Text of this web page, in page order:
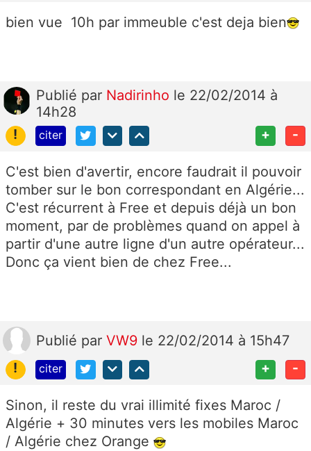
bien vue 10h par immeuble c'est deja bien
Publié par Nadirinho le 22/02/2014 à
14h28
!
citer + -
C'est bien d'avertir, encore faudrait il pouvoir
tomber sur le bon correspondant en Algérie...
C'est récurrent à Free et depuis déjà un bon
moment, par de problèmes quand on appel à
partir d'une autre ligne d'un autre opérateur...
Donc ça vient bien de chez Free...
Publié par VW9 le 22/02/2014 à 15h47
!
citer + -
Sinon, il reste du vrai illimité fixes Maroc /
Algérie + 30 minutes vers les mobiles Maroc
/ Algérie chez Orange